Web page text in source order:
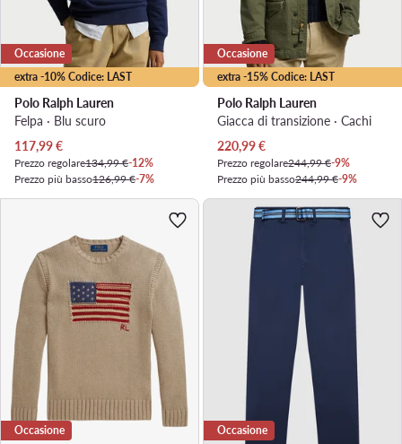
extra -10% Codice: LAST
Occasione
Polo Ralph Lauren
Felpa · Blu scuro
Prezzo attuale
117,99€
Prezzo regolare134,99 €-12%
Prezzo più basso126,99 €-7%
extra -15% Codice: LAST
Occasione
Polo Ralph Lauren
Giacca di transizione · Cachi
Prezzo attuale
220,99€
Prezzo regolare244,99 €-9%
Prezzo più basso244,99 €-9%
Occasione Occasione